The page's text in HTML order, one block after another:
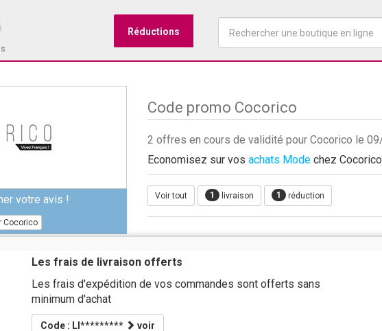
Réductions
votre avis !
Cocorico
Code promo Cocorico
2 offres en cours de validité pour Cocorico le
Economisez sur vos achats Mode chez
Voir tout 1 livraison 1 réduction
Les frais de livraison offerts
Les frais d'expédition de vos commandes sont offerts sans
minimum d'achat
Code : LI********* voir